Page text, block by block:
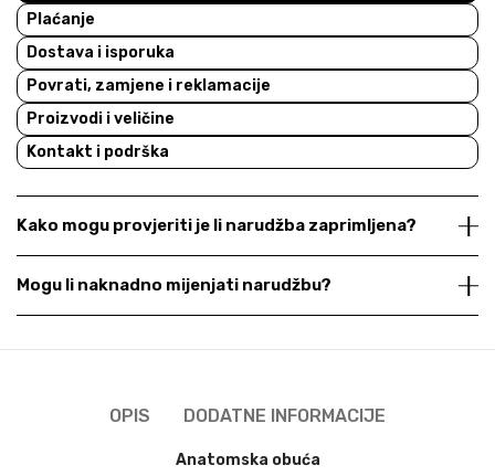
Plaćanje
Dostava i isporuka
Povrati, zamjene i reklamacije
Proizvodi i veličine
Kontakt i podrška
Kako mogu provjeriti je li narudžba zaprimljena?
Mogu li naknadno mijenjati narudžbu?
OPIS DODATNE INFORMACIJE
Anatomska obuća